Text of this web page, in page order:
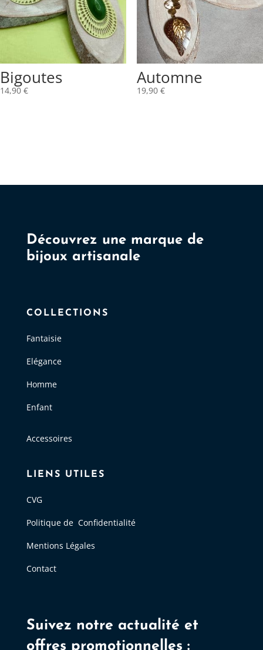
Bigoutes
14,90 €
Automne
19,90 €
Découvrez une marque de
bijoux artisanale
COLLECTIONS
Fantaisie
Elégance
Homme
Enfant
Accessoires
LIENS UTILES
CVG
Politique de Confidentialité
Mentions Légales
Contact
Suivez notre actualité et
offres promotionnelles :